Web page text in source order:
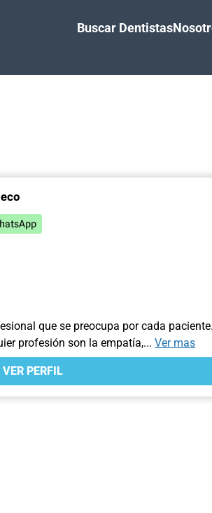
Buscar Dentistas
que se preocupa por cada
profesión son la empatía,...Ver mas
VER PERFIL